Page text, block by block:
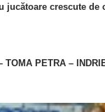
jucătoare crescute de
PETRA –